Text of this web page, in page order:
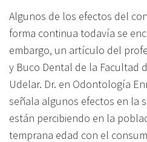
Algunos de los efectos del
forma continua todavía se
embargo, un artículo del
y Buco Dental de la Facultad
Udelar. Dr. en Odontología
señala algunos efectos en la
están percibiendo en la
temprana edad con el